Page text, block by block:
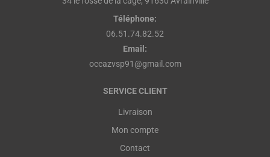
Téléphone:
06.51.74.82.52
Email:
occazvsp91@gmail.com
SERVICE CLIENT
Livraison
Mon compte
Contact